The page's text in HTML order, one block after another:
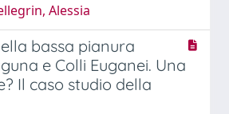
Alessia
bassa pianura
e Colli Euganei. Una
Il caso studio della